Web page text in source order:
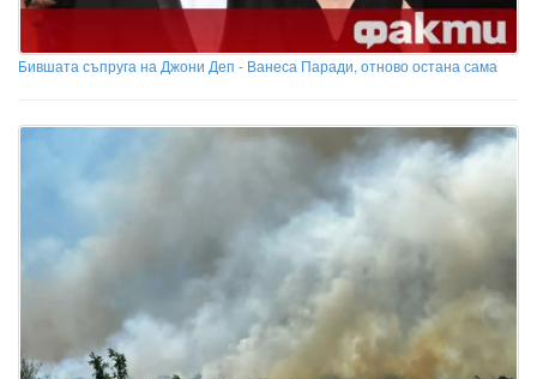
Бившата съпруга на Джони Деп - Ванеса Паради, отново остана сама